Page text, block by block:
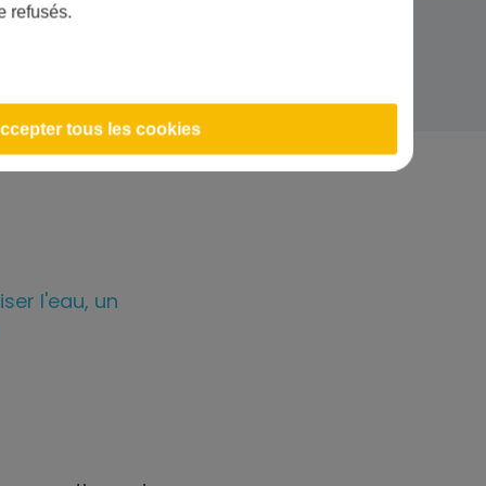
l'eau, un
refusés.
tous les cookies